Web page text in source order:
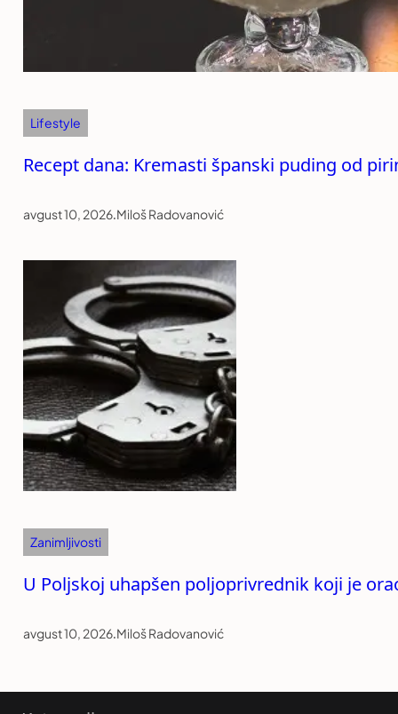
Lifestyle
Recept dana: Kremasti španski puding od
avgust 10, 2026.Miloš Radovanović
Zanimljivosti
U Poljskoj uhapšen poljoprivrednik koji je
avgust 10, 2026.Miloš Radovanović